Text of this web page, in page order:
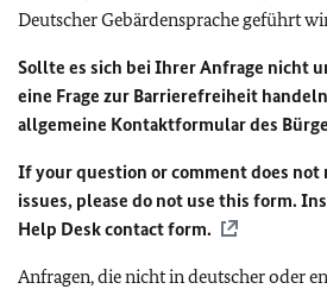
Deutscher Gebärdensprache geführt
Sollte es sich bei Ihrer Anfrage nicht
eine Frage zur Barrierefreiheit
allgemeine Kontaktformular des
If your question or comment does
issues, please do not use this form.
Help Desk contact form.
Anfragen, die nicht in deutscher oder